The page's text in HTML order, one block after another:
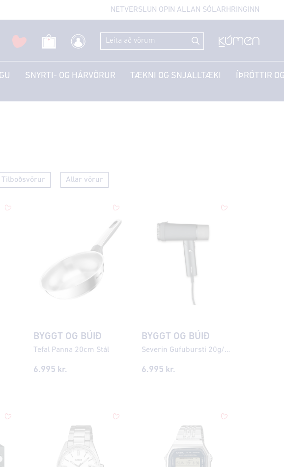
NETVERSLUN OPIN ALLAN SÓLARHRINGINN
SNYRTI- OG HÁRVÖRUR TÆKNI OG SNJALLTÆKI ÍÞRÓTTIR
Tilboðsvörur Allar vörur
BYGGT OG BÚIÐ
Tefal Panna 20cm Stál
6.995 kr.
BYGGT OG BÚIÐ
Severin Gufubursti 20g/mín
6.995 kr.